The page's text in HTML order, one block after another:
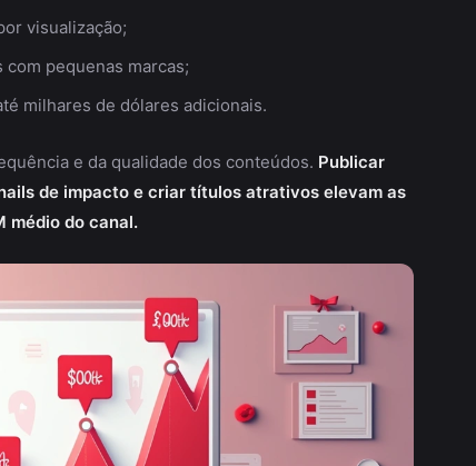
visualização;
pequenas marcas;
milhares de dólares adicionais.
e da qualidade dos conteúdos. Publicar
de impacto e criar títulos atrativos elevam as
médio do canal.